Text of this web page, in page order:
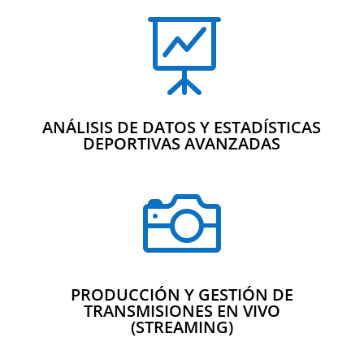

ANÁLISIS DE DATOS Y ESTADÍSTICAS
DEPORTIVAS AVANZADAS

PRODUCCIÓN Y GESTIÓN DE
TRANSMISIONES EN VIVO
(STREAMING)